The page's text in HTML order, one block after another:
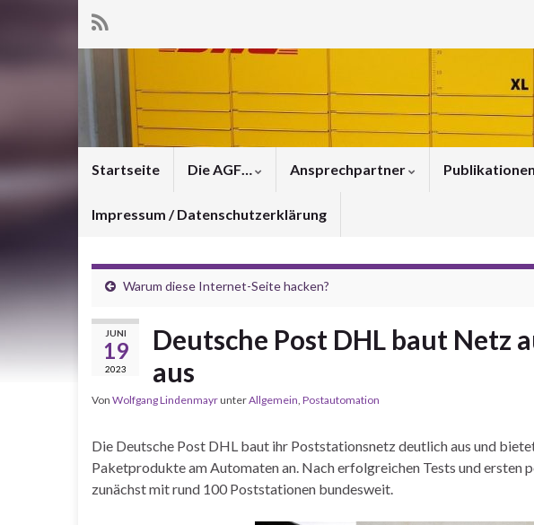
Startseite Die AGF… Ansprechpartner Publikationen
Impressum / Datenschutzerklärung
Warum diese Internet-Seite hacken?
JUNI
19
2023
Deutsche Post DHL baut Netz
aus
Von Wolfgang LindenmayrunterAllgemein, Postautomation
Die Deutsche Post DHL baut ihr Poststationsnetz deutlich aus und
Paketprodukte am Automaten an. Nach erfolgreichen Tests und ersten
zunächst mit rund 100 Poststationen bundesweit.